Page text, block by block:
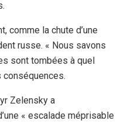
comme la chute d’une
russe. « Nous savons
sont tombées à quel
Zelensky a
« escalade méprisable